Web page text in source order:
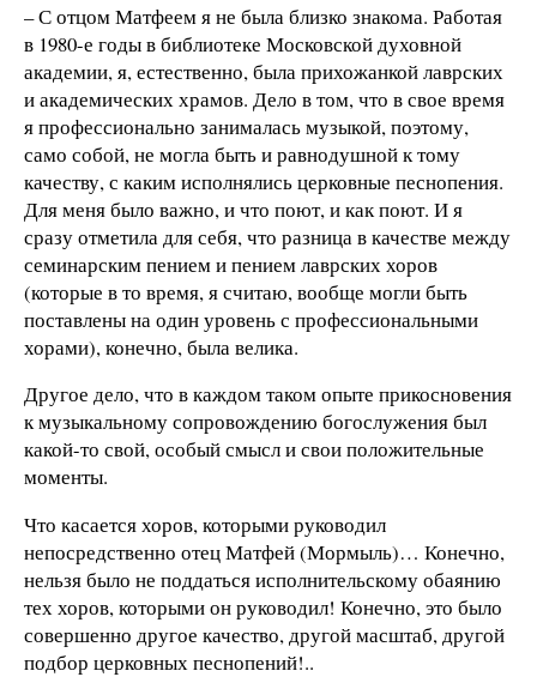
– С отцом Матфеем я не была близко знакома. Работая
в 1980-е годы в библиотеке Московской духовной
академии, я, естественно, была прихожанкой лаврских
и академических храмов. Дело в том, что в свое время
я профессионально занималась музыкой, поэтому,
само собой, не могла быть и равнодушной к тому
качеству, с каким исполнялись церковные песнопения.
Для меня было важно, и что поют, и как поют. И я
сразу отметила для себя, что разница в качестве между
семинарским пением и пением лаврских хоров
(которые в то время, я считаю, вообще могли быть
поставлены на один уровень с профессиональными
хорами), конечно, была велика.
Другое дело, что в каждом таком опыте прикосновения
к музыкальному сопровождению богослужения был
какой-то свой, особый смысл и свои положительные
моменты.
Что касается хоров, которыми руководил
непосредственно отец Матфей (Мормыль)… Конечно,
нельзя было не поддаться исполнительскому обаянию
тех хоров, которыми он руководил! Конечно, это было
совершенно другое качество, другой масштаб, другой
подбор церковных песнопений!..